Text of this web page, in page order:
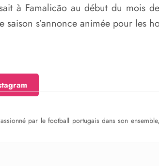
à Famalicão au début du mois
s’annonce animée pour les
par le football portugais dans son